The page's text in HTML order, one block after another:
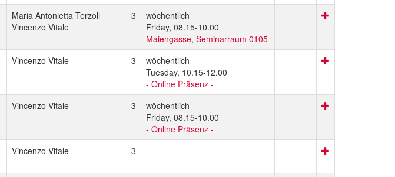
Maria Antonietta Terzoli
Vincenzo Vitale
3
wöchentlich
Friday, 08.15-10.00
Maiengasse, Seminarraum 0105
Vincenzo Vitale 3
wöchentlich
Tuesday, 10.15-12.00
- Online Präsenz -
Vincenzo Vitale 3
wöchentlich
Friday, 08.15-10.00
- Online Präsenz -
Vincenzo Vitale 3